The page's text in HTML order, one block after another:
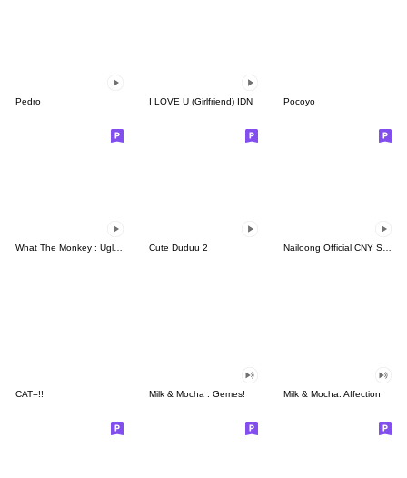
Pedro I LOVE U (Girlfriend) IDN Pocoyo
Cute Duduu 2 Nailoong Official CNY Sticker
CAT=!! Milk & Mocha : Gemes! Milk & Mocha: Affection